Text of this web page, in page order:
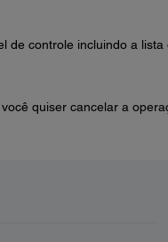
de controle incluindo a lista
quiser cancelar a